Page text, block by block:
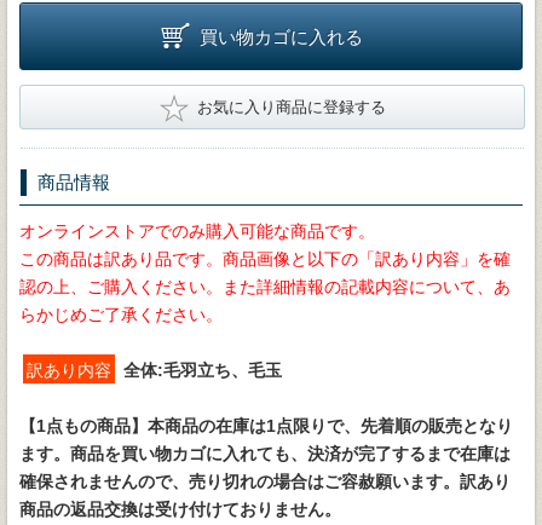
買い物カゴに入れる
★ お気に入り商品に登録する
商品情報
オンラインストアでのみ購入可能な商品です。
この商品は訳あり品です。商品画像と以下の「訳あり内容」を確
認の上、ご購入ください。また詳細情報の記載内容について、あ
らかじめご了承ください。
訳あり内容 全体:毛羽立ち、毛玉
【1点もの商品】 本商品の在庫は1点限りで、先着順の販売となり
ます。商品を買い物カゴに入れても、決済が完了するまで在庫は
確保されませんので、売り切れの場合はご容赦願います。訳あり
商品の返品交換は受け付けておりません。